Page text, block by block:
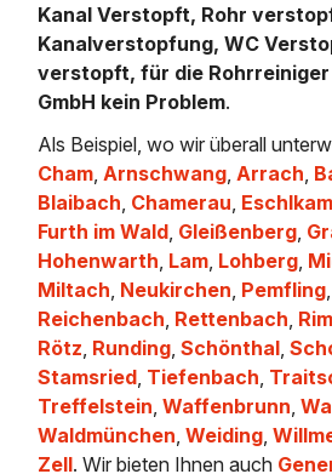
Kanal Verstopft, Rohr
Kanalverstopfung, WC
verstopft, für die
GmbH kein Problem.
Als Beispiel, wo wir überall
Cham,Arnschwang,Arrach,
Blaibach, Chamerau, Eschlkam
Furth im Wald, Gleißenberg,
Hohenwarth, Lam, Lohberg,
Miltach, Neukirchen, Pemfling,
Reichenbach, Rettenbach,
Rötz, Runding,Schönthal,
Stamsried, Tiefenbach,
Treffelstein,Waffenbrunn,
Waldmünchen,Weiding,
Zell. Wir bieten Ihnen auch